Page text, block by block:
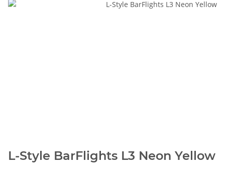
L-Style BarFlights L3 Neon Yellow